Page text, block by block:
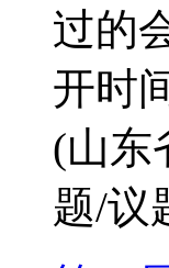
过的
开时
(山东
题/议